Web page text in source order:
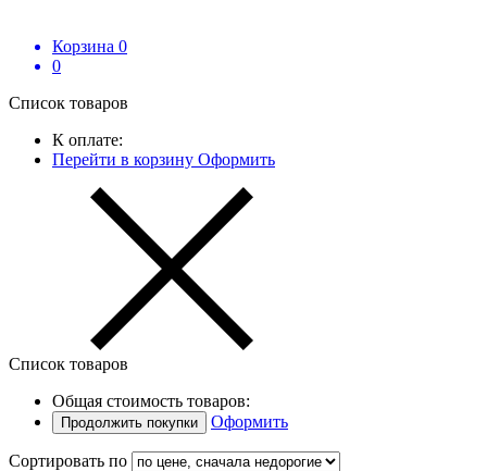
Корзина 0
0
Список товаров
К оплате:
Перейти в корзину Оформить
Список товаров
Общая стоимость товаров:
Продолжить покупки Оформить
Сортировать по